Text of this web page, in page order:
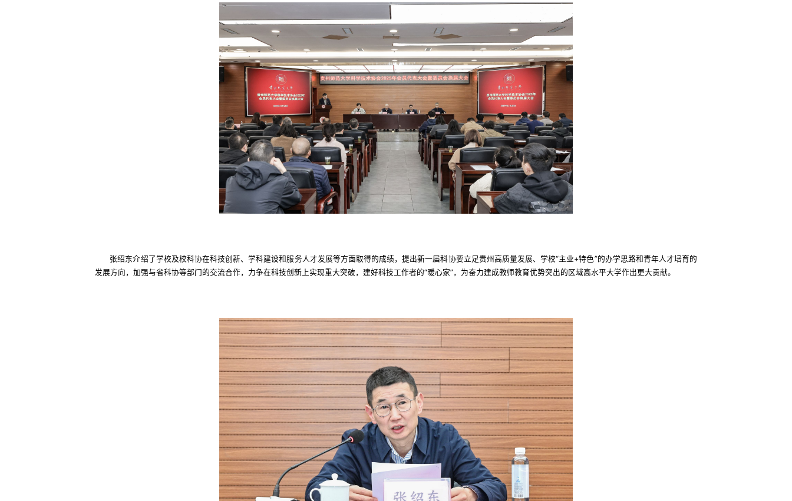
张绍东介绍了学校及校科协在科技创新、学科建设和服务人才发展等方面取得的成绩，提出新一届科协要立足贵州高质量发展、学校“主业+特色”的办学思路和青年人才培育的
发展方向，加强与省科协等部门的交流合作，力争在科技创新上实现重大突破，建好科技工作者的“暖心家”，为奋力建成教师教育优势突出的区域高水平大学作出更大贡献。